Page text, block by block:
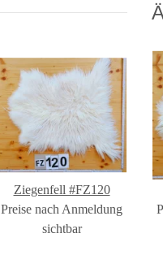
Ziegenfell #FZ120
Preise nach Anmeldung
sichtbar